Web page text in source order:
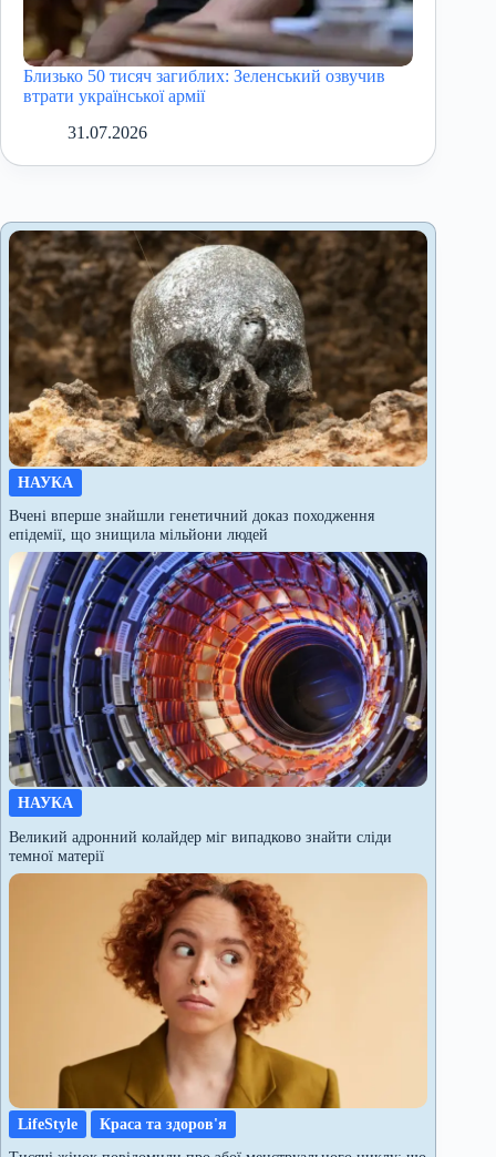
Близько 50 тисяч загиблих: Зеленський озвучив
втрати української армії
31.07.2026
НАУКА
Вчені вперше знайшли генетичний доказ походження
епідемії, що знищила мільйони людей
НАУКА
Великий адронний колайдер міг випадково знайти сліди
темної матерії
LifeStyle
Краса та здоров'я